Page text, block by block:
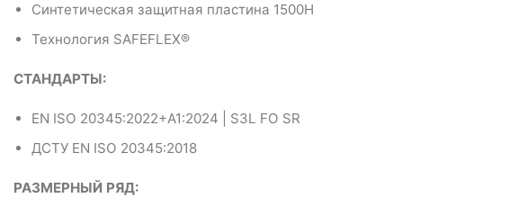
Синтетическая защитная пластина 1500Н
Технология SAFEFLEX®
СТАНДАРТЫ:
EN ISO 20345:2022+A1:2024 | S3L FO SR
ДСТУ EN ISO 20345:2018
РАЗМЕРНЫЙ РЯД: